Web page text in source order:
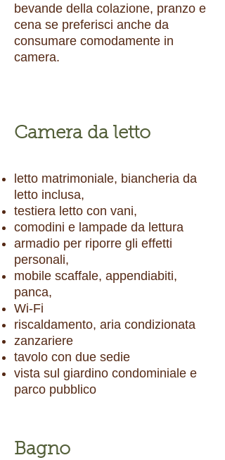
bevande della colazione, pranzo e
cena se preferisci anche da
consumare comodamente in
camera.
Camera da letto
letto matrimoniale, biancheria da
letto inclusa,
testiera letto con vani,
comodini e lampade da lettura
armadio per riporre gli effetti
personali,
mobile scaffale, appendiabiti,
panca,
Wi-Fi
riscaldamento, aria condizionata
zanzariere
tavolo con due sedie
vista sul giardino condominiale e
parco pubblico
Bagno